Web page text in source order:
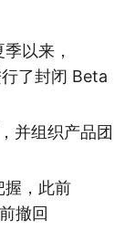
以来，
了封闭 Beta
并组织产品团
握，此前
撤回